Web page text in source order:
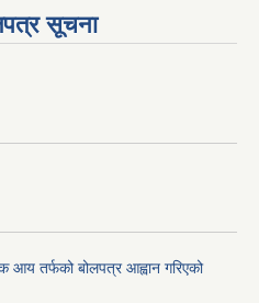
सूचना
तर्फको बोलपत्र आह्वान गरिएको